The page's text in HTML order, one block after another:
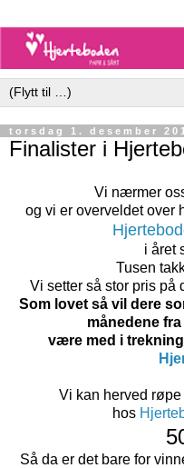
torsdag 1. desember
Finalister i
Vi nærmer
og vi er overveldet over
i året
Tusen
Vi setter så stor pris på
Som lovet så vil dere
månedene
være med i
Vi kan herved
hos
Så da er det bare for